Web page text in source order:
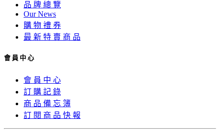
品 牌 總 覽
Our News
購 物 禮 券
最 新 特 賣 商 品
會 員 中 心
會 員 中 心
訂 購 記 錄
商 品 備 忘 簿
訂 閱 商 品 快 報